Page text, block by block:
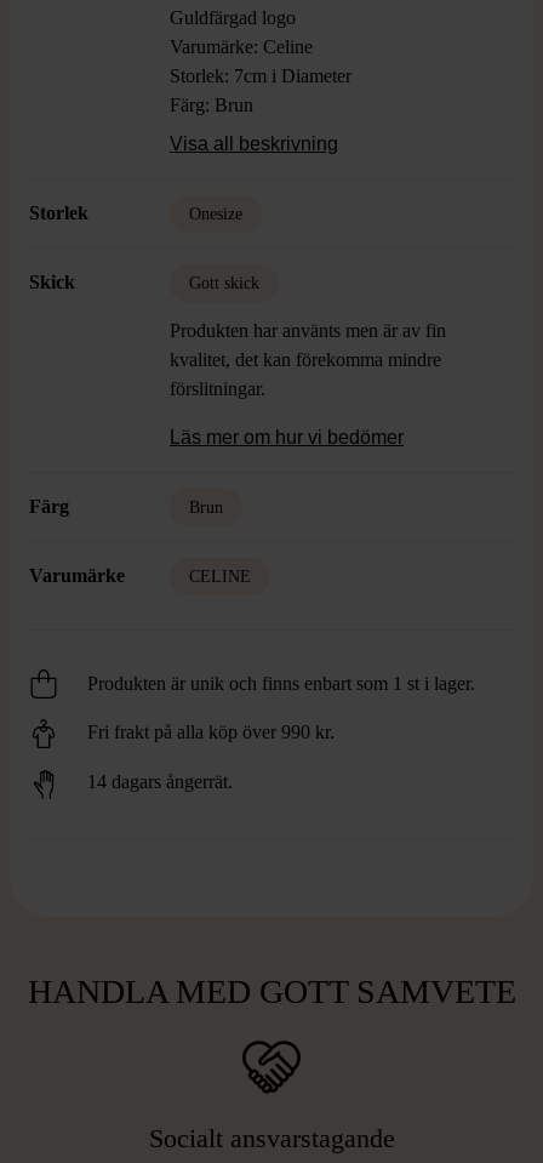
Guldfärgad logo
Varumärke: Celine
Storlek: 7cm i Diameter
Färg: Brun
Material: Läder
Visa all beskrivning
Storlek Onesize
Skick Gott skick
Produkten har använts men är av fin
kvalitet, det kan förekomma mindre
förslitningar.
Läs mer om hur vi bedömer
Färg Brun
Varumärke CELINE
Produkten är unik och finns enbart som 1 st i lager.
Fri frakt på alla köp över 990 kr.
14 dagars ångerrät.
HANDLA MED GOTT SAMVETE
Socialt ansvarstagande